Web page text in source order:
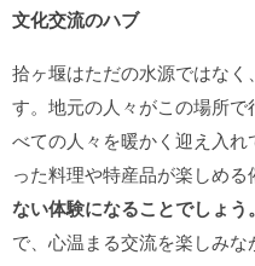
文化交流のハブ
拾ヶ堰はただの水源ではな
す。地元の人々がこの場所
べての人々を暖かく迎え入
った料理や特産品が楽しめる
ない体験になることでしょう。
で、心温まる交流を楽しみ